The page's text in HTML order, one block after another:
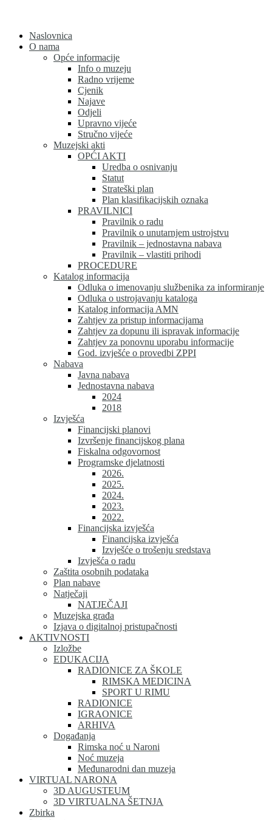
contentNaslovnica
O nama
Opće informacije
Info o muzeju
Radno vrijeme
Cjenik
Najave
Odjeli
Upravno vijeće
Stručno vijeće
Muzejski akti
OPĆI AKTI
Uredba o osnivanju
Statut
Strateški plan
Plan klasifikacijskih oznaka
PRAVILNICI
Pravilnik o radu
Pravilnik o unutarnjem ustrojstvu
Pravilnik – jednostavna nabava
Pravilnik – vlastiti prihodi
PROCEDURE
Katalog informacija
Odluka o imenovanju službenika za informiranje
Odluka o ustrojavanju kataloga
Katalog informacija AMN
Zahtjev za pristup informacijama
Zahtjev za dopunu ili ispravak informacije
Zahtjev za ponovnu uporabu informacije
God. izvješće o provedbi ZPPI
Nabava
Javna nabava
Jednostavna nabava
2024
2018
Izvješća
Financijski planovi
Izvršenje financijskog plana
Fiskalna odgovornost
Programske djelatnosti
2026.
2025.
2024.
2023.
2022.
Financijska izvješća
Financijska izvješća
Izvješće o trošenju sredstava
Izvješća o radu
Zaštita osobnih podataka
Plan nabave
Natječaji
NATJEČAJI
Muzejska građa
Izjava o digitalnoj pristupačnosti
AKTIVNOSTI
Izložbe
EDUKACIJA
RADIONICE ZA ŠKOLE
RIMSKA MEDICINA
SPORT U RIMU
RADIONICE
IGRAONICE
ARHIVA
Događanja
Rimska noć u Naroni
Noć muzeja
Međunarodni dan muzeja
VIRTUAL NARONA
3D AUGUSTEUM
3D VIRTUALNA ŠETNJA
Zbirka